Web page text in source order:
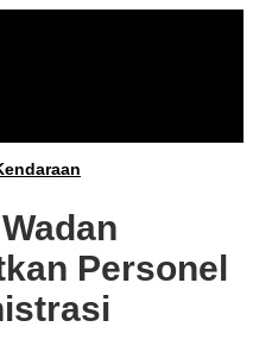
Personel